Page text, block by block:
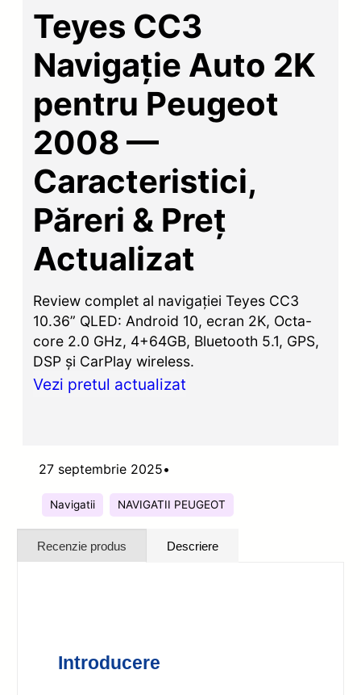
Teyes CC3
Navigație Auto 2K
pentru Peugeot
2008 —
Caracteristici,
Păreri & Preț
Actualizat
Review complet al navigației Teyes CC3
10.36” QLED: Android 10, ecran 2K, Octa-
core 2.0 GHz, 4+64GB, Bluetooth 5.1, GPS,
DSP și CarPlay wireless.
Vezi pretul actualizat
27 septembrie 2025•
Navigatii NAVIGATII PEUGEOT
Recenzie produs Descriere
Introducere